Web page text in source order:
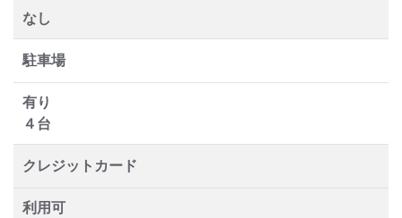
なし
駐車場
有り
４台
クレジットカード
利用可